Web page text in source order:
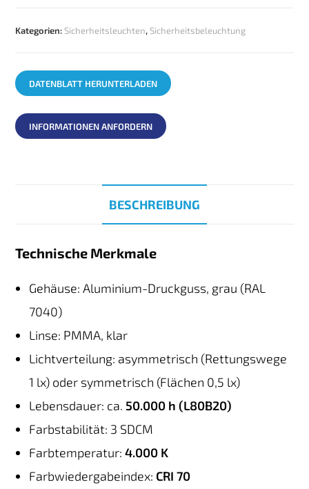
Kategorien: Sicherheitsleuchten, Sicherheitsbeleuchtung
DATENBLATT HERUNTERLADEN
INFORMATIONEN ANFORDERN
BESCHREIBUNG
Technische Merkmale
Gehäuse: Aluminium-Druckguss, grau (RAL
7040)
Linse: PMMA, klar
Lichtverteilung: asymmetrisch (Rettungswege
1 lx) oder symmetrisch (Flächen 0,5 lx)
Lebensdauer: ca. 50.000 h (L80B20)
Farbstabilität: 3 SDCM
Farbtemperatur:4.000 K
Farbwiedergabeindex: CRI 70